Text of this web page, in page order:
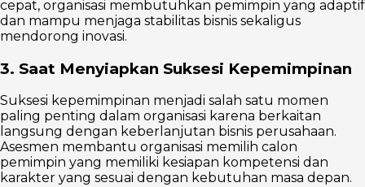
cepat, organisasi membutuhkan pemimpin yang adaptif
dan mampu menjaga stabilitas bisnis sekaligus
mendorong inovasi.
3. Saat Menyiapkan Suksesi Kepemimpinan
Suksesi kepemimpinan menjadi salah satu momen
paling penting dalam organisasi karena berkaitan
langsung dengan keberlanjutan bisnis perusahaan.
Asesmen membantu organisasi memilih calon
pemimpin yang memiliki kesiapan kompetensi dan
karakter yang sesuai dengan kebutuhan masa depan.